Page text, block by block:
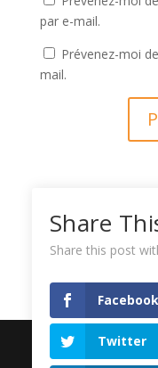
par e-mail.
Prévenez-moi
mail.
savoir plus sur la
commentaires
Share
Share this post
Facebook
Twitter